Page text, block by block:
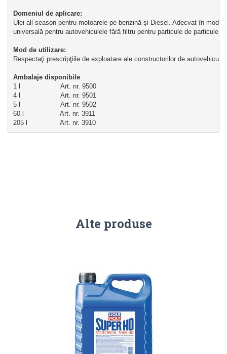
Domeniul de aplicare:
Ulei all-season pentru motoarele pe benzină şi Diesel. Adecvat în mod
universală pentru autovehiculele fără filtru pentru particule de particule
Mod de utilizare:
Respectaţi prescripţiile de exploatare ale constructorilor de autovehicule
Ambalaje disponibile
1 l                    Art. nr. 9500
4 l                    Art. nr. 9501
5 l                    Art. nr. 9502
60 l                  Art. nr. 3911
205 l                Art. nr. 3910
Alte produse